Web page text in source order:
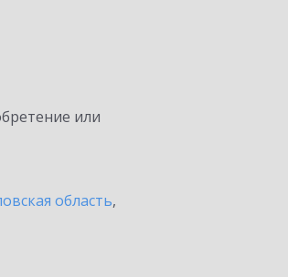
или
область,